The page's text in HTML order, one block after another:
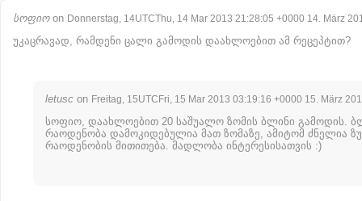
სოფიოon Donnerstag, 14UTCThu, 14 Mar 2013 21:28:05 +0000 14. März
უკაცრავად, რამდენი ცალი გამოდის დაახლოებით ამ რეცეპტით?
letusc on Freitag, 15UTCFri, 15 Mar 2013 03:19:16 +0000 15. März
სოფიო, დაახლოებით 20 საშუალო ზომის ბლინი გამოდის.
რაოდენობა დამოკიდებულია მათ ზომაზე, ამიტომ ძნელია
რაოდენობის მითითება. მადლობა ინტერესისათვის :)